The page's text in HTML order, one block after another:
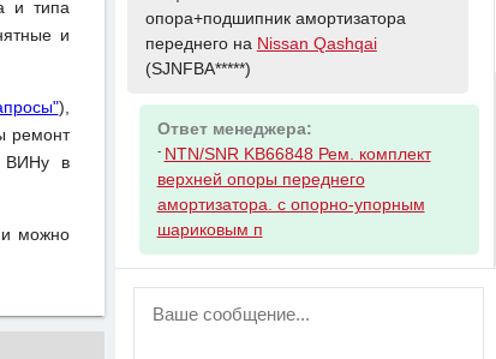
и типа
и
),
ремонт
ВИНу в
можно
опора+подшипник амортизатора
переднего на Nissan Qashqai
(SJNFBA*****)
Ответ менеджера:
- NTN/SNR KB66848 Рем. комплект
верхней опоры переднего
амортизатора. с опорно-упорным
шариковым п
ВНИМАНИЕ!